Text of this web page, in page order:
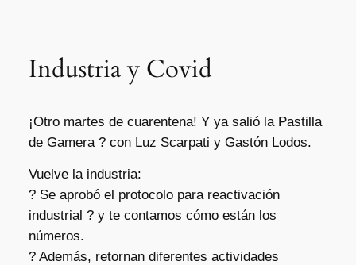
Industria y Covid
¡Otro martes de cuarentena! Y ya salió la Pastilla
de Gamera ?️ con Luz Scarpati y Gastón Lodos.
Vuelve la industria:
? Se aprobó el protocolo para reactivación
industrial ? y te contamos cómo están los
números.
? Además, retornan diferentes actividades